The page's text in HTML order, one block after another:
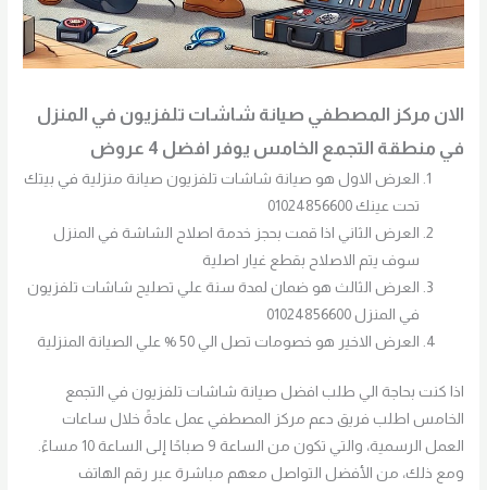
الان مركز المصطفي صيانة شاشات تلفزيون في المنزل
في منطقة التجمع الخامس يوفر افضل 4 عروض
العرض الاول هو صيانة شاشات تلفزيون صيانة منزلية في بيتك
تحت عينك 01024856600
العرض الثاني اذا قمت بحجز خدمة اصلاح الشاشة في المنزل
سوف يتم الاصلاح بقطع غيار اصلية
العرض الثالث هو ضمان لمدة سنة علي تصليح شاشات تلفزيون
في المنزل 01024856600
العرض الاخير هو خصومات تصل الي 50 % علي الصيانة المنزلية
اذا كنت بحاجة الي طلب افضل صيانة شاشات تلفزيون في التجمع
الخامس اطلب فريق دعم مركز المصطفي عمل عادةً خلال ساعات
العمل الرسمية، والتي تكون من الساعة 9 صباحًا إلى الساعة 10 مساءً.
ومع ذلك، من الأفضل التواصل معهم مباشرة عبر رقم الهاتف